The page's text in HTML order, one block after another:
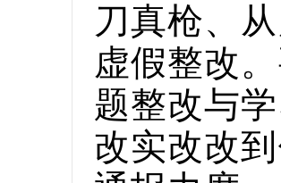
刀真枪、
虚假整改
题整改与
改实改改